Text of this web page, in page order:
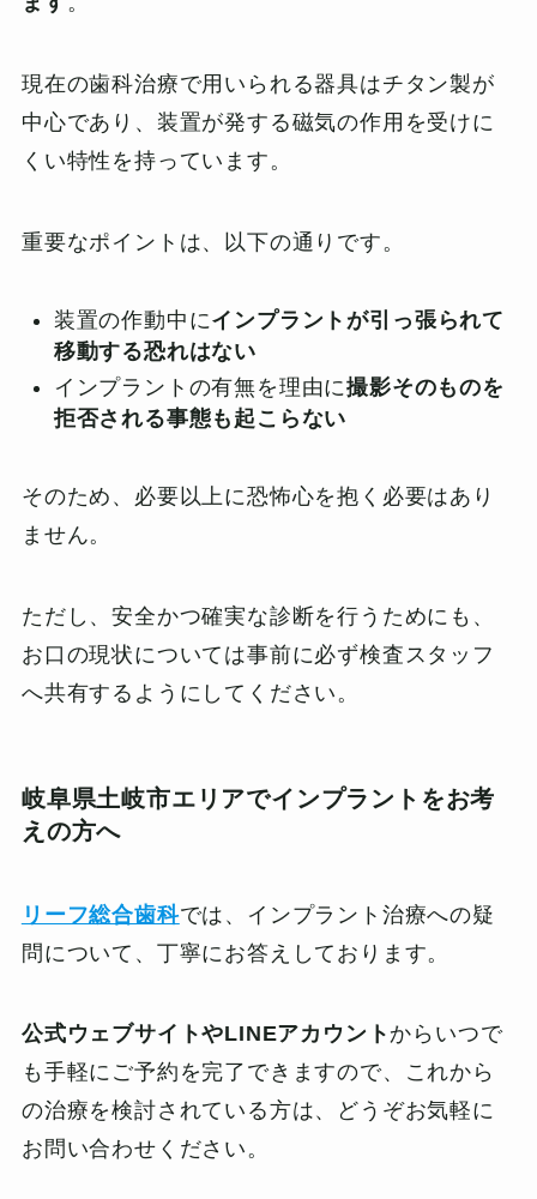
現在の歯科治療で用いられる器具はチタン製が
中心であり、装置が発する磁気の作用を受けに
くい特性を持っています。
重要なポイントは、以下の通りです。
装置の作動中にインプラントが引っ張られて
移動する恐れはない
インプラントの有無を理由に撮影そのものを
拒否される事態も起こらない
そのため、必要以上に恐怖心を抱く必要はあり
ません。
ただし、安全かつ確実な診断を行うためにも、
お口の現状については事前に必ず検査スタッフ
へ共有するようにしてください。
岐阜県土岐市エリアでインプラントをお考
えの方へ
リーフ総合歯科では、インプラント治療への疑
問について、丁寧にお答えしております。
公式ウェブサイトやLINEアカウントからいつで
も手軽にご予約を完了できますので、これから
の治療を検討されている方は、どうぞお気軽に
お問い合わせください。